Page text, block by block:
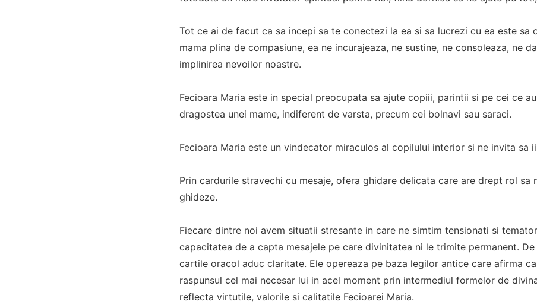
Tot ce ai de facut ca sa incepi sa te conectezi la ea si sa lucrezi cu ea este sa
mama plina de compasiune, ea ne incurajeaza, ne sustine, ne consoleaza, ne
implinirea nevoilor noastre.
Fecioara Maria este in special preocupata sa ajute copiii, parintii si pe cei ce
dragostea unei mame, indiferent de varsta, precum cei bolnavi sau saraci.
Fecioara Maria este un vindecator miraculos al copilului interior si ne invita sa
Prin cardurile stravechi cu mesaje, ofera ghidare delicata care are drept rol sa
ghideze.
Fiecare dintre noi avem situatii stresante in care ne simtim tensionati si
capacitatea de a capta mesajele pe care divinitatea ni le trimite permanent.
cartile oracol aduc claritate. Ele opereaza pe baza legilor antice care afirma
raspunsul cel mai necesar lui in acel moment prin intermediul formelor de
reflecta virtutile, valorile si calitatile Fecioarei Maria.